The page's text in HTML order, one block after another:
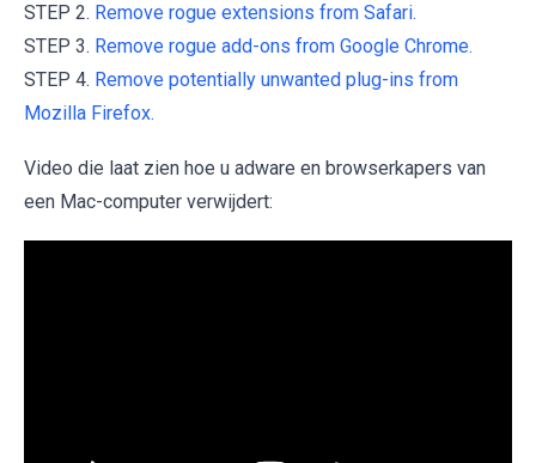
STEP 2. Remove rogue extensions from Safari.
STEP 3. Remove rogue add-ons from Google Chrome.
STEP 4. Remove potentially unwanted plug-ins from
Mozilla Firefox.
Video die laat zien hoe u adware en browserkapers van
een Mac-computer verwijdert: